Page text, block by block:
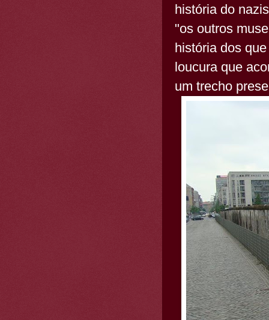
história do
"os outros
história dos
loucura que
um trecho